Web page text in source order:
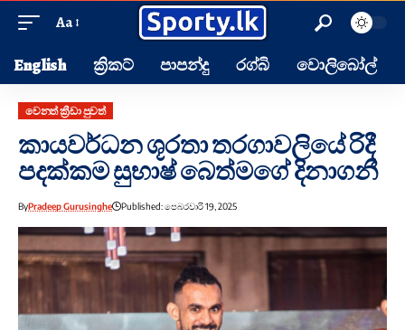
Aa
English ක්‍රිකට් පාපන්දු රග්බි වොලිබෝල්
වෙනත් ක්‍රීඩා පුවත්
කායවර්ධන ශූරතා තරගාවලියේ රිදී
පදක්කම සුභාෂ් බෙත්මගේ දිනාගනී
ByPradeep Gurusinghe Published: පෙබරවාරි 19, 2025